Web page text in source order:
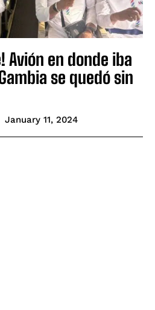
Avión en donde iba
se quedó sin
January 11, 2024